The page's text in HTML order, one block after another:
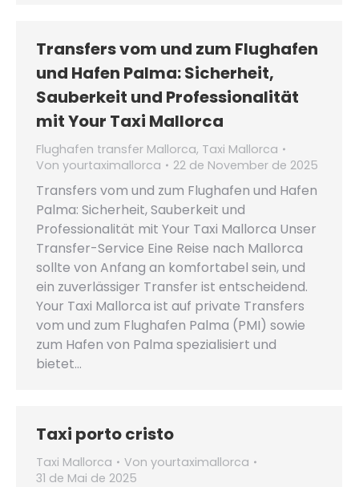
Transfers vom und zum Flughafen
und Hafen Palma: Sicherheit,
Sauberkeit und Professionalität
mit Your Taxi Mallorca
Flughafen transfer Mallorca, Taxi Mallorca
Von yourtaximallorca 22 de November de 2025
Transfers vom und zum Flughafen und Hafen
Palma: Sicherheit, Sauberkeit und
Professionalität mit Your Taxi Mallorca Unser
Transfer-Service Eine Reise nach Mallorca
sollte von Anfang an komfortabel sein, und
ein zuverlässiger Transfer ist entscheidend.
Your Taxi Mallorca ist auf private Transfers
vom und zum Flughafen Palma (PMI) sowie
zum Hafen von Palma spezialisiert und
bietet…
Taxi porto cristo
Taxi Mallorca Von yourtaximallorca
31 de Mai de 2025